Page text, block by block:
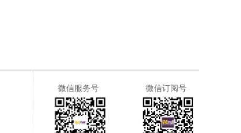
微信服务号 微信订阅号